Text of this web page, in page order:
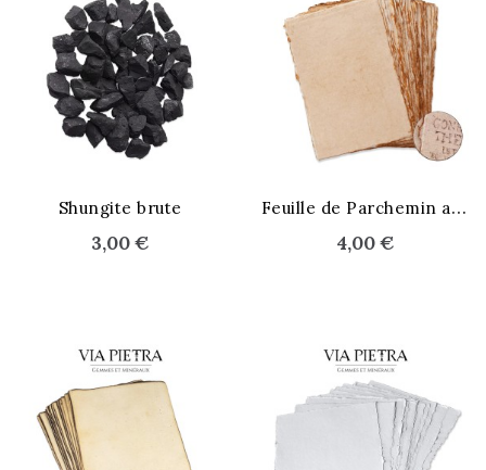
Shungite brute
3,00 €
F
euille de Parchemin ancien
4,00 €